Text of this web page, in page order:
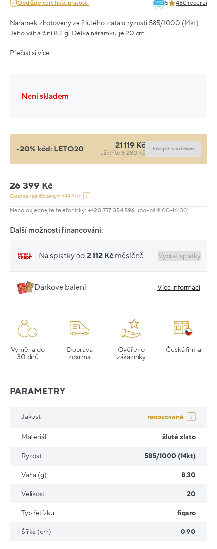
Obdržíte certifikát pravosti 5 480 recenzí
Náramek zhotovený ze žlutého zlata o ryzosti 585/1000 (14kt).
Jeho váha činí 8.3 g. Délka náramku je 20 cm.
Přečíst si více
Není skladem
-20% kód: LETO20 21 119 Kč
ušetříte 5 280 Kč
Koupit s kódem
26 399 Kč
Garance nejnižší ceny:2 544 Kč/g
Nebo objednejte telefonicky: +420 777 354 596 (po–pá 9:00–16:00)
Další možnosti financování:
Na splátky od 2 112 Kč měsíčně Vybrat splátky
Dárkové balení Více informací
Výměna do
30 dnů
Doprava
zdarma
Ověřeno
zákazníky
Česká firma
PARAMETRY
Jakost renovované
Materiál žluté zlato
Ryzost 585/1000 (14kt)
Vaha (g) 8.30
Velikost 20
Typ řetízku figaro
Šířka (cm) 0.90